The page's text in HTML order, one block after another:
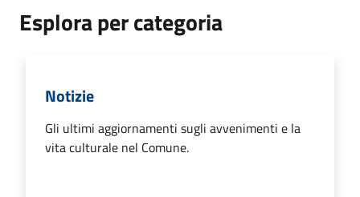
Esplora per categoria
Notizie
Gli ultimi aggiornamenti sugli avvenimenti e la
vita culturale nel Comune.